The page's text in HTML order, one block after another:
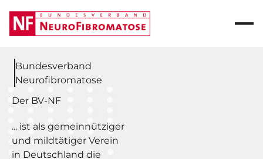
Bundesverband
Neurofibromatose
Der BV-NF
... ist als gemeinnütziger
und mildtätiger Verein
in Deutschland die